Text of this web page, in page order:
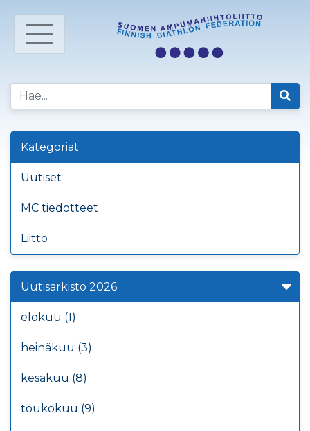
Kategoriat
Uutiset
MC tiedotteet
Liitto
Uutisarkisto 2026
elokuu (1)
heinäkuu (3)
kesäkuu (8)
toukokuu (9)